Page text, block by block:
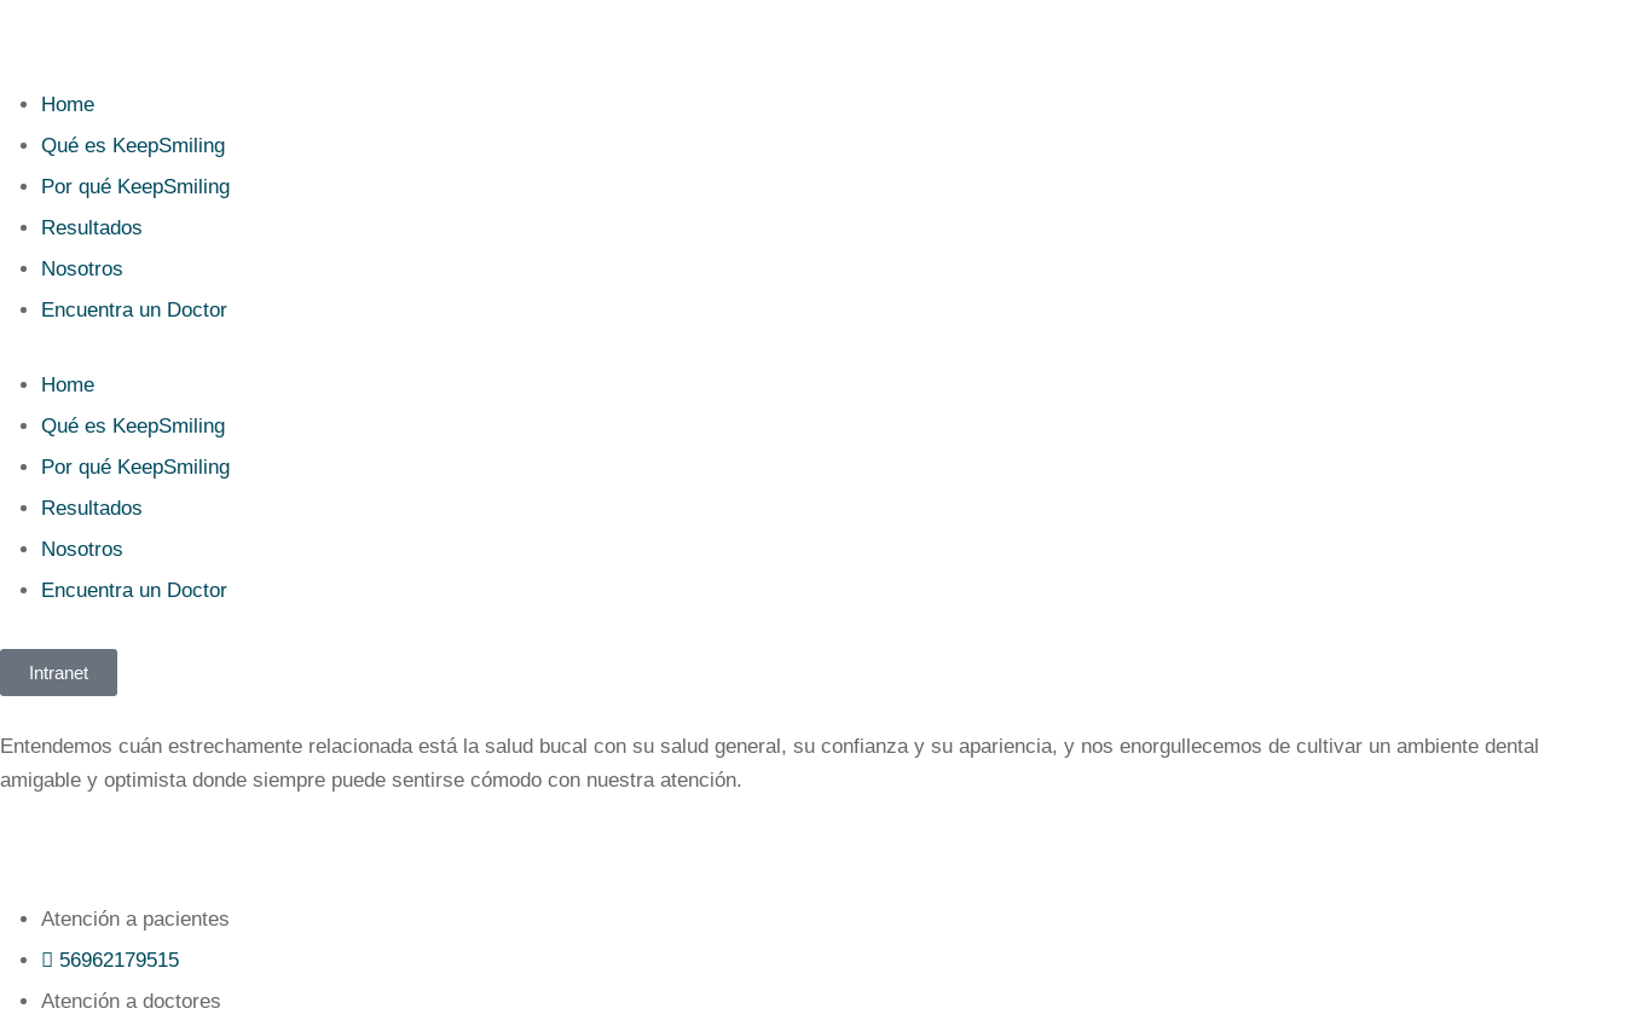
Home
Qué es KeepSmiling
Por qué KeepSmiling
Resultados
Nosotros
Encuentra un Doctor
Home
Qué es KeepSmiling
Por qué KeepSmiling
Resultados
Nosotros
Encuentra un Doctor
Intranet
Entendemos cuán estrechamente relacionada está la salud bucal con su salud general, su confianza y su apariencia, y nos enorgullecemos de cultivar un ambiente dental
amigable y optimista donde siempre puede sentirse cómodo con nuestra atención.
Atención a pacientes
56962179515‬
Atención a doctores